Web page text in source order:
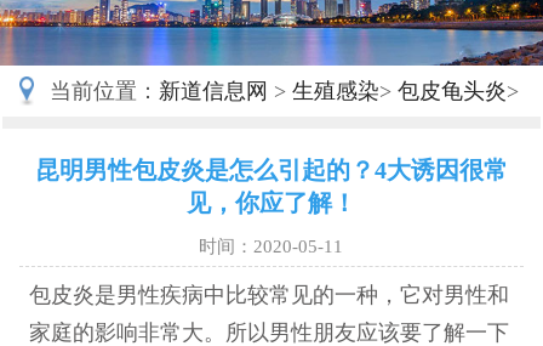
当前位置： 新道信息网 >生殖感染>包皮龟头炎>
昆明男性包皮炎是怎么引起的？4大诱因很常
见，你应了解！
时间：2020-05-11
包皮炎是男性疾病中比较常见的一种，它对男性和
家庭的影响非常大。所以男性朋友应该要了解一下